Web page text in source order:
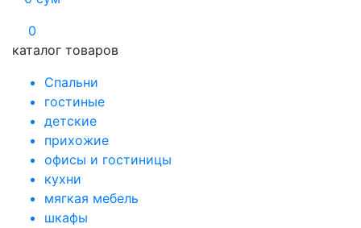
0
каталог товаров
Спальни
гостиные
детские
прихожие
офисы и гостиницы
кухни
мягкая мебель
шкафы